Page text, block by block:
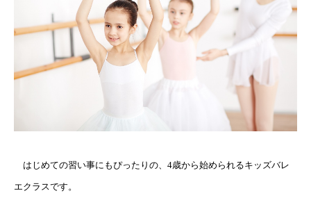
はじめての習い事にもぴったりの、4歳から始められるキッズバレ
エクラスです。